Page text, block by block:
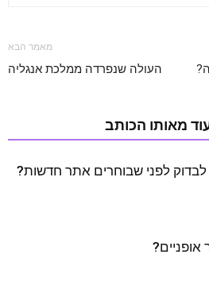
מאמר הבא
העולה שנפרדה ממלכת אנגליה
מאותו הכותב
לפני שבוחרים אתר חדשות?
אופניים?